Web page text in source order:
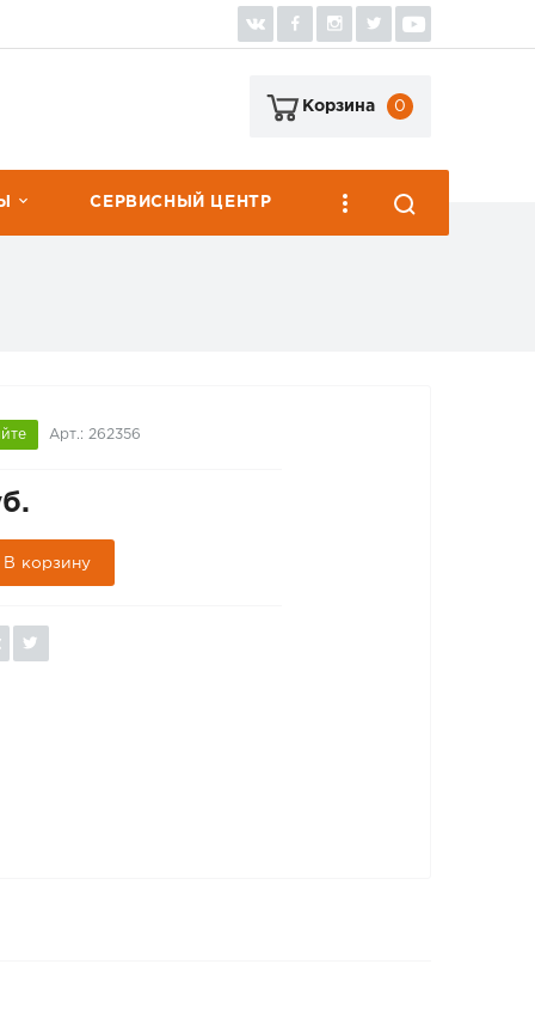
Корзина 0
СЕРВИСНЫЙ ЦЕНТР
Арт.: 262356
В корзину